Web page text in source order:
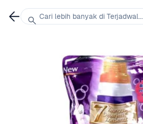
Cari lebih banyak di Terjadwal...